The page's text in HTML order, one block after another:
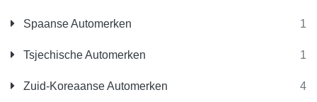
Spaanse Automerken 1
Tsjechische Automerken 1
Zuid-Koreaanse Automerken 4